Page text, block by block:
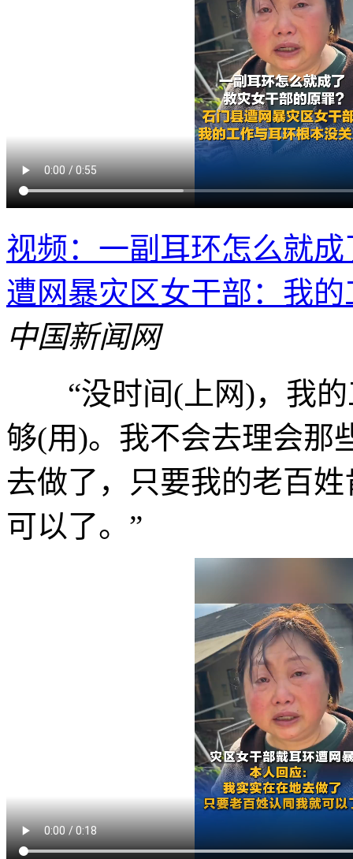
视频：一副耳环怎么就
遭网暴灾区女干部：我
中国新闻网
“没时间(上网)，我的
够(用)。我不会去理会那
去做了，只要我的老百
可以了。”